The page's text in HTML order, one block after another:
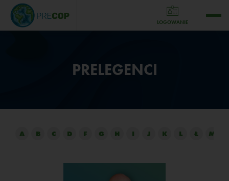
LOGOWANIE
PRELEGENCI
A B C D F G H I J K L Ł M